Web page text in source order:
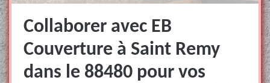
Collaborer avec EB
Couverture à Saint Remy
dans le 88480 pour vos